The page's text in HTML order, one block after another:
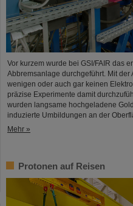
Vor kurzem wurde bei GSI/FAIR das
Abbremsanlage durchgeführt. Mit
wenigen oder auch gar keinen
präzise Experimente damit
wurden langsame hochgeladene
induzierte Umbildungen an der
Mehr »
Protonen auf Reisen